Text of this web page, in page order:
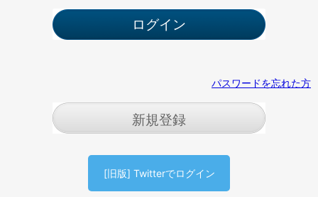
パスワードを忘れた方
新規登録
[旧版] Twitterでログイン